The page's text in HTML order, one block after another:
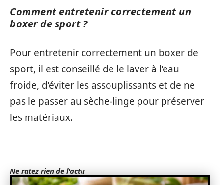
Comment entretenir correctement un
boxer de sport ?
Pour entretenir correctement un boxer de
sport, il est conseillé de le laver à l’eau
froide, d’éviter les assouplissants et de ne
pas le passer au sèche-linge pour préserver
les matériaux.
Ne ratez rien de l'actu